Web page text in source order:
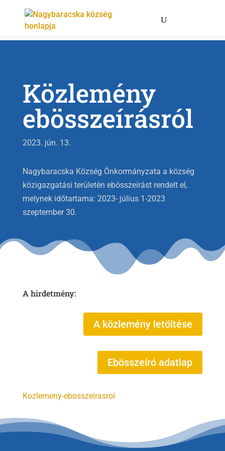
Közlemény
ebösszeírásról
2023. jún. 13.
Nagybaracska Község Önkormányzata a község
közigazgatási területén ebösszeírást rendelt el,
melynek időtartama: 2023- július 1-2023
szeptember 30.
A hirdetmény:
A közlemény letöltése
Ebösszeíró adatlap
Kozlemeny-ebosszeirasrol